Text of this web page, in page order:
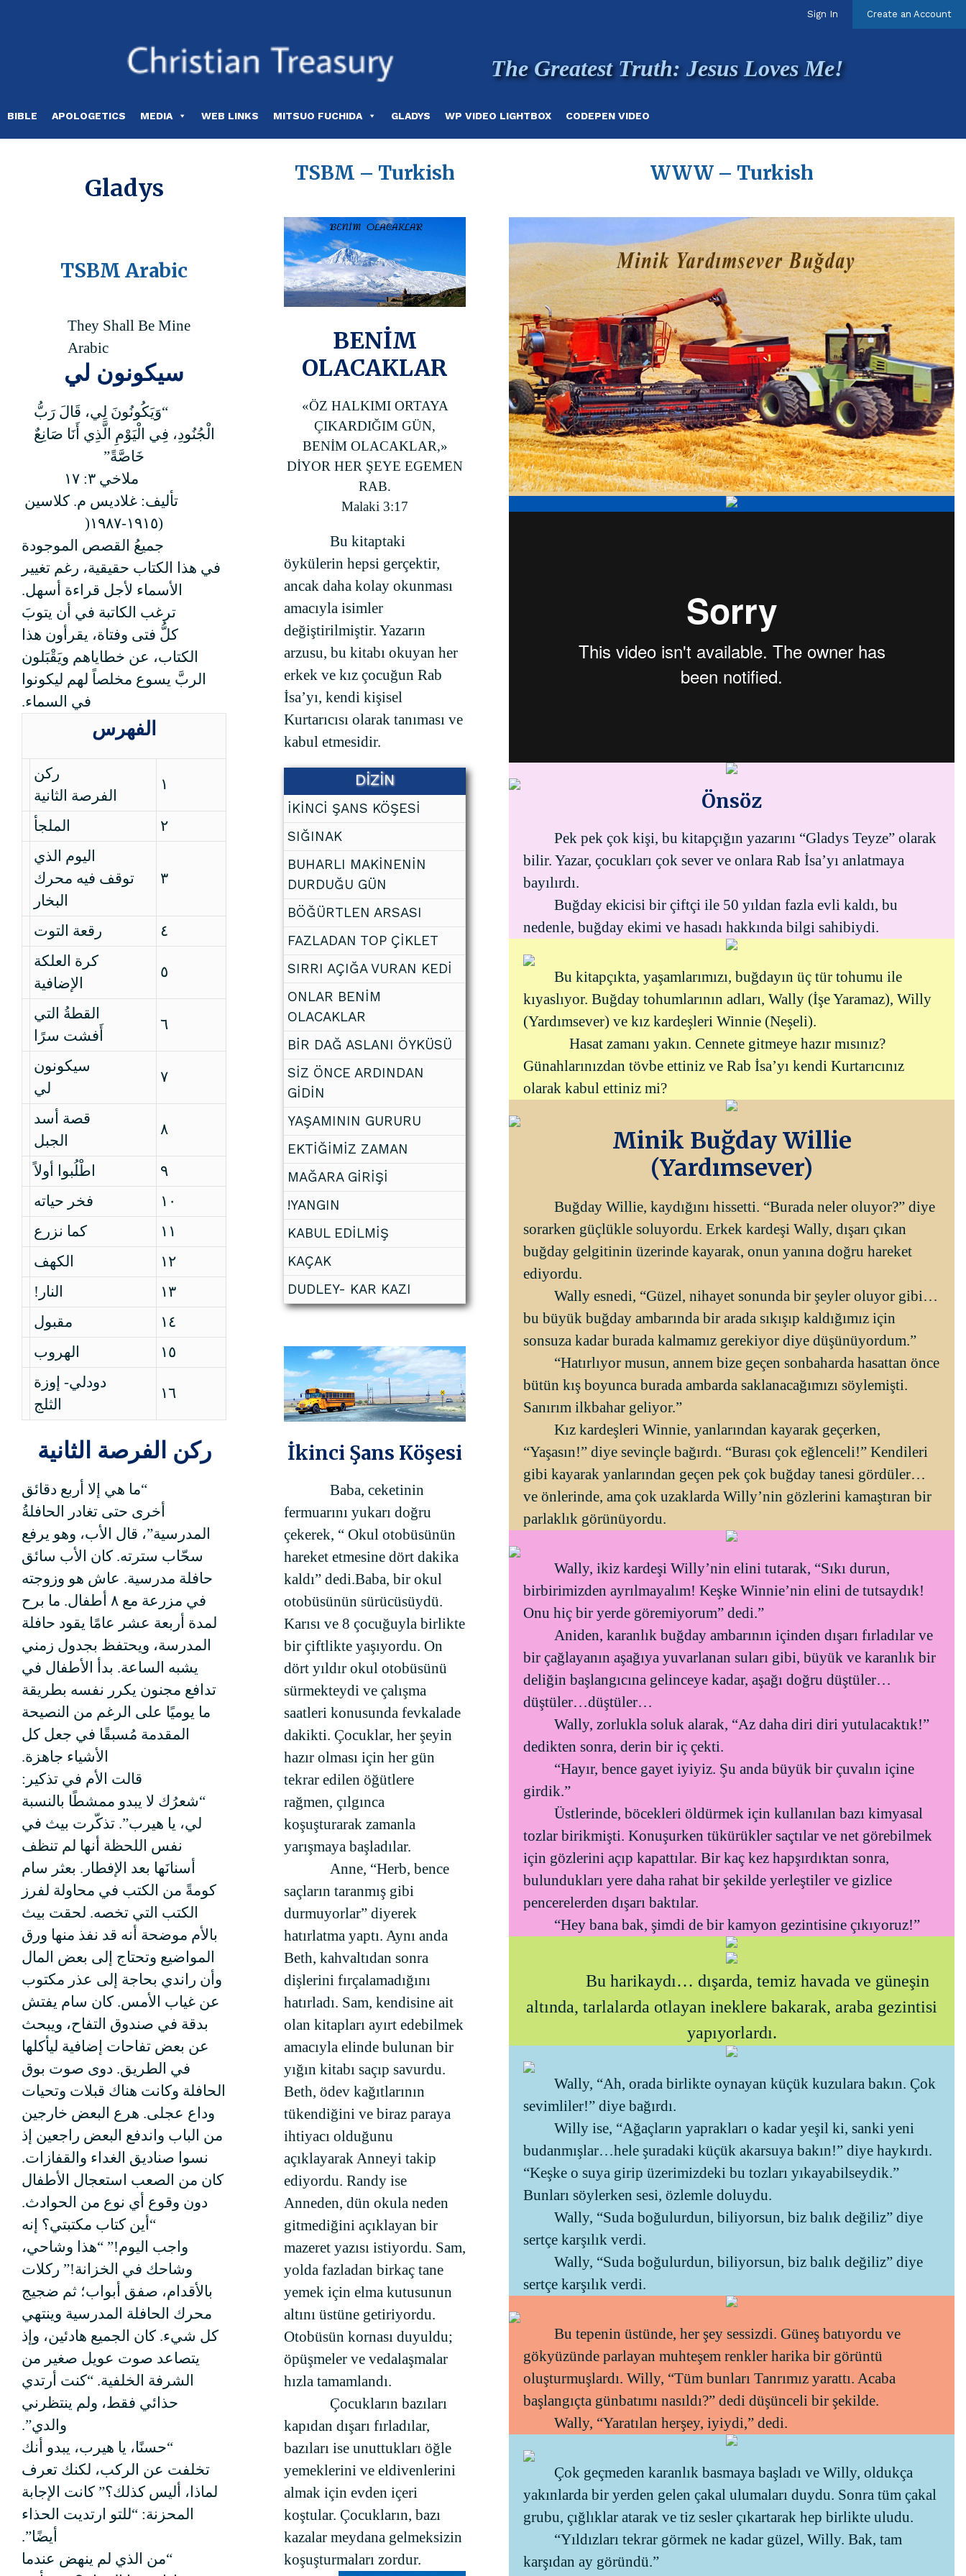
Sign In Create an Account
The Greatest Truth: Jesus Loves Me!
BIBLE APOLOGETICS MEDIA WEB LINKS MITSUO FUCHIDA GLADYS WP VIDEO LIGHTBOX CODEPEN VIDEO
Gladys
TSBM Arabic
They Shall Be Mine
Arabic
سيكونون لي
“وَيَكُونُونَ لِي، قَالَ رَبُّ
الْجُنُودِ، فِي الْيَوْمِ الَّذِي أَنَا صَانِعٌ
خَاصَّةً”
ملاخي ٣: ١٧
تأليف: غلاديس م. كلاسين
(١٩١٥-١٩٨٧(
جميعُ القصص الموجودة
في هذا الكتاب حقيقية، رغم تغيير
الأسماء لأجل قراءة أسهل.
ترغب الكاتبة في أن يتوبَ
كلُّ فتى وفتاة، يقرأون هذا
الكتاب، عن خطاياهم ويَقْبَلون
الربَّ يسوع مخلصاً لهم ليكونوا
في السماء.
الفهرس
١
ركن
الفرصة الثانية
٢
الملجأ
٣
اليوم الذي
توقف فيه محرك
البخار
٤
رقعة التوت
٥
كرة العلكة
الإضافية
٦
القطةُ التي
أَفشت سرًا
٧
سيكونون
لي
٨
قصة أسد
الجبل
٩
اطْلُبوا أولاً
١٠
فخر حياته
١١
كما نزرع
١٢
الكهف
١٣
النار!
١٤
مقبول
١٥
الهروب
١٦
دودلي- إوزة
الثلج
ركن الفرصة الثانية
“ما هي إلا أربع دقائق
أخرى حتى تغادر الحافلةُ
المدرسية”، قال الأب، وهو يرفع
سحّاب سترته. كان الأب سائق
حافلة مدرسية. عاش هو وزوجته
في مزرعة مع ٨ أطفال. ما برح
لمدة أربعة عشر عامًا يقود حافلة
المدرسة، ويحتفظ بجدول زمني
يشبه الساعة. بدأ الأطفال في
تدافع مجنون يكرر نفسه بطريقة
ما يوميًا على الرغم من النصيحة
المقدمة مُسبقًا في جعل كل
الأشياء جاهزة.
قالت الأم في تذكير:
“شعرُك لا يبدو ممشطًا بالنسبة
لي، يا هيرب”. تذكّرت بيث في
نفس اللحظة أنها لم تنظف
أسنانَها بعد الإفطار. بعثر سام
كومةً من الكتب في محاولة لفرز
الكتب التي تخصه. لحقت بيث
بالأم موضحة أنه قد نفذ منها ورق
المواضيع وتحتاج إلى بعض المال
وأن راندي بحاجة إلى عذر مكتوب
عن غياب الأمس. كان سام يفتش
بدقة في صندوق التفاح، ويبحث
عن بعض تفاحات إضافية ليأكلها
في الطريق. دوى صوت بوق
الحافلة وكانت هناك قبلات وتحيات
وداع عجلى. هرع البعض خارجين
من الباب واندفع البعض راجعين إذ
نسوا صناديق الغداء والقفازات.
كان من الصعب استعجال الأطفال
دون وقوع أي نوع من الحوادث.
“أين كتاب مكتبتي؟ إنه
واجب اليوم!” “هذا وشاحي،
وشاحك في الخزانة!” ركلات
بالأقدام، صفق أبواب؛ ثم ضجيج
محرك الحافلة المدرسية وينتهي
كل شيء. كان الجميع هادئين، وإذ
يتصاعد صوت عويل صغير من
الشرفة الخلفية. “كنت أرتدي
حذائي فقط، ولم ينتظرني
والدي”.
“حسنًا، يا هيرب، يبدو أنك
تخلفت عن الركب، لكنك تعرف
لماذا، أليس كذلك؟” كانت الإجابة
المحزنة: “للتو ارتديت الحذاء
أيضًا”.
“من الذي لم ينهض عندما
TSBM – Turkish
BENİM
OLACAKLAR
«ÖZ HALKIMI ORTAYA
ÇIKARDIĞIM GÜN,
BENİM OLACAKLAR,»
DİYOR HER ŞEYE EGEMEN
RAB.
Malaki 3:17
Bu kitaptaki
öykülerin hepsi gerçektir,
ancak daha kolay okunması
amacıyla isimler
değiştirilmiştir. Yazarın
arzusu, bu kitabı okuyan her
erkek ve kız çocuğun Rab
İsa’yı, kendi kişisel
Kurtarıcısı olarak tanıması ve
kabul etmesidir.
DİZİN
İKİNCİ ŞANS KÖŞESİ
SIĞINAK
BUHARLI MAKİNENİN
DURDUĞU GÜN
BÖĞÜRTLEN ARSASI
FAZLADAN TOP ÇİKLET
SIRRI AÇIĞA VURAN KEDİ
ONLAR BENİM
OLACAKLAR
BİR DAĞ ASLANI ÖYKÜSÜ
SİZ ÖNCE ARDINDAN
GİDİN
YAŞAMININ GURURU
EKTİĞİMİZ ZAMAN
MAĞARA GİRİŞİ
YANGIN!
KABUL EDİLMİŞ
KAÇAK
DUDLEY- KAR KAZI
İkinci Şans Köşesi
Baba, ceketinin
fermuarını yukarı doğru
çekerek, “ Okul otobüsünün
hareket etmesine dört dakika
kaldı” dedi.Baba, bir okul
otobüsünün sürücüsüydü.
Karısı ve 8 çocuğuyla birlikte
bir çiftlikte yaşıyordu. On
dört yıldır okul otobüsünü
sürmekteydi ve çalışma
saatleri konusunda fevkalade
dakikti. Çocuklar, her şeyin
hazır olması için her gün
tekrar edilen öğütlere
rağmen, çılgınca
koşuşturarak zamanla
yarışmaya başladılar.
Anne, “Herb, bence
saçların taranmış gibi
durmuyorlar” diyerek
hatırlatma yaptı. Aynı anda
Beth, kahvaltıdan sonra
dişlerini fırçalamadığını
hatırladı. Sam, kendisine ait
olan kitapları ayırt edebilmek
amacıyla elinde bulunan bir
yığın kitabı saçıp savurdu.
Beth, ödev kağıtlarının
tükendiğini ve biraz paraya
ihtiyacı olduğunu
açıklayarak Anneyi takip
ediyordu. Randy ise
Anneden, dün okula neden
gitmediğini açıklayan bir
mazeret yazısı istiyordu. Sam,
yolda fazladan birkaç tane
yemek için elma kutusunun
altını üstüne getiriyordu.
Otobüsün kornası duyuldu;
öpüşmeler ve vedalaşmalar
hızla tamamlandı.
Çocukların bazıları
kapıdan dışarı fırladılar,
bazıları ise unuttukları öğle
yemeklerini ve eldivenlerini
almak için evden içeri
koştular. Çocukların, bazı
kazalar meydana gelmeksizin
koşuşturmaları zordur.
WWW – Turkish
Önsöz
Pek pek çok kişi, bu kitapçığın yazarını “Gladys Teyze” olarak
bilir. Yazar, çocukları çok sever ve onlara Rab İsa’yı anlatmaya
bayılırdı.
Buğday ekicisi bir çiftçi ile 50 yıldan fazla evli kaldı, bu
nedenle, buğday ekimi ve hasadı hakkında bilgi sahibiydi.
Bu kitapçıkta, yaşamlarımızı, buğdayın üç tür tohumu ile
kıyaslıyor. Buğday tohumlarının adları, Wally (İşe Yaramaz), Willy
(Yardımsever) ve kız kardeşleri Winnie (Neşeli).
Hasat zamanı yakın. Cennete gitmeye hazır mısınız?
Günahlarınızdan tövbe ettiniz ve Rab İsa’yı kendi Kurtarıcınız
olarak kabul ettiniz mi?
Minik Buğday Willie
(Yardımsever)
Buğday Willie, kaydığını hissetti. “Burada neler oluyor?” diye
sorarken güçlükle soluyordu. Erkek kardeşi Wally, dışarı çıkan
buğday gelgitinin üzerinde kayarak, onun yanına doğru hareket
ediyordu.
Wally esnedi, “Güzel, nihayet sonunda bir şeyler oluyor gibi…
bu büyük buğday ambarında bir arada sıkışıp kaldığımız için
sonsuza kadar burada kalmamız gerekiyor diye düşünüyordum.”
“Hatırlıyor musun, annem bize geçen sonbaharda hasattan önce
bütün kış boyunca burada ambarda saklanacağımızı söylemişti.
Sanırım ilkbahar geliyor.”
Kız kardeşleri Winnie, yanlarından kayarak geçerken,
“Yaşasın!” diye sevinçle bağırdı. “Burası çok eğlenceli!” Kendileri
gibi kayarak yanlarından geçen pek çok buğday tanesi gördüler…
ve önlerinde, ama çok uzaklarda Willy’nin gözlerini kamaştıran bir
parlaklık görünüyordu.
Wally, ikiz kardeşi Willy’nin elini tutarak, “Sıkı durun,
birbirimizden ayrılmayalım! Keşke Winnie’nin elini de tutsaydık!
Onu hiç bir yerde göremiyorum” dedi.”
Aniden, karanlık buğday ambarının içinden dışarı fırladılar ve
bir çağlayanın aşağıya yuvarlanan suları gibi, büyük ve karanlık bir
deliğin başlangıcına gelinceye kadar, aşağı doğru düştüler…
düştüler…düştüler…
Wally, zorlukla soluk alarak, “Az daha diri diri yutulacaktık!”
dedikten sonra, derin bir iç çekti.
“Hayır, bence gayet iyiyiz. Şu anda büyük bir çuvalın içine
girdik.”
Üstlerinde, böcekleri öldürmek için kullanılan bazı kimyasal
tozlar birikmişti. Konuşurken tükürükler saçtılar ve net görebilmek
için gözlerini açıp kapattılar. Bir kaç kez hapşırdıktan sonra,
bulundukları yere daha rahat bir şekilde yerleştiler ve gizlice
pencerelerden dışarı baktılar.
“Hey bana bak, şimdi de bir kamyon gezintisine çıkıyoruz!”
Bu harikaydı… dışarda, temiz havada ve güneşin
altında, tarlalarda otlayan ineklere bakarak, araba gezintisi
yapıyorlardı.
Wally, “Ah, orada birlikte oynayan küçük kuzulara bakın. Çok
sevimliler!” diye bağırdı.
Willy ise, “Ağaçların yaprakları o kadar yeşil ki, sanki yeni
budanmışlar…hele şuradaki küçük akarsuya bakın!” diye haykırdı.
“Keşke o suya girip üzerimizdeki bu tozları yıkayabilseydik.”
Bunları söylerken sesi, özlemle doluydu.
Wally, “Suda boğulurdun, biliyorsun, biz balık değiliz” diye
sertçe karşılık verdi.
Wally, “Suda boğulurdun, biliyorsun, biz balık değiliz” diye
sertçe karşılık verdi.
Bu tepenin üstünde, her şey sessizdi. Güneş batıyordu ve
gökyüzünde parlayan muhteşem renkler harika bir görüntü
oluşturmuşlardı. Willy, “Tüm bunları Tanrımız yarattı. Acaba
başlangıçta günbatımı nasıldı?” dedi düşünceli bir şekilde.
Wally, “Yaratılan herşey, iyiydi,” dedi.
Çok geçmeden karanlık basmaya başladı ve Willy, oldukça
yakınlarda bir yerden gelen çakal ulumaları duydu. Sonra tüm çakal
grubu, çığlıklar atarak ve tiz sesler çıkartarak hep birlikte uludu.
“Yıldızları tekrar görmek ne kadar güzel, Willy. Bak, tam
karşıdan ay göründü.”